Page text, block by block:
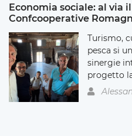
Economia sociale: al via
Confcooperative
Turismo,
pesca si
sinergie
progetto